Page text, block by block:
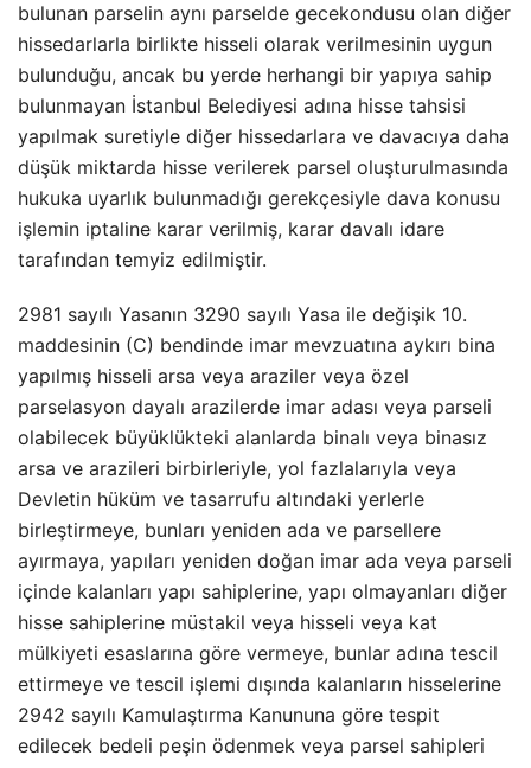
bulunan parselin aynı parselde gecekondusu olan diğer
hissedarlarla birlikte hisseli olarak verilmesinin uygun
bulunduğu, ancak bu yerde herhangi bir yapıya sahip
bulunmayan İstanbul Belediyesi adına hisse tahsisi
yapılmak suretiyle diğer hissedarlara ve davacıya daha
düşük miktarda hisse verilerek parsel oluşturulmasında
hukuka uyarlık bulunmadığı gerekçesiyle dava konusu
işlemin iptaline karar verilmiş, karar davalı idare
tarafından temyiz edilmiştir.
2981 sayılı Yasanın 3290 sayılı Yasa ile değişik 10.
maddesinin (C) bendinde imar mevzuatına aykırı bina
yapılmış hisseli arsa veya araziler veya özel
parselasyon dayalı arazilerde imar adası veya parseli
olabilecek büyüklükteki alanlarda binalı veya binasız
arsa ve arazileri birbirleriyle, yol fazlalarıyla veya
Devletin hüküm ve tasarrufu altındaki yerlerle
birleştirmeye, bunları yeniden ada ve parsellere
ayırmaya, yapıları yeniden doğan imar ada veya parseli
içinde kalanları yapı sahiplerine, yapı olmayanları diğer
hisse sahiplerine müstakil veya hisseli veya kat
mülkiyeti esaslarına göre vermeye, bunlar adına tescil
ettirmeye ve tescil işlemi dışında kalanların hisselerine
2942 sayılı Kamulaştırma Kanununa göre tespit
edilecek bedeli peşin ödenmek veya parsel sahipleri